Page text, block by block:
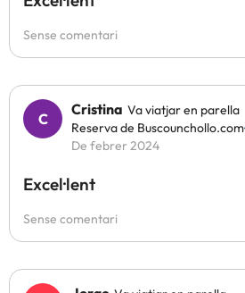
Sense comentari
Cristina Va viatjar en parella
Reserva de Buscounchollo.com
De febrer 2024
Excel·lent
Sense comentari